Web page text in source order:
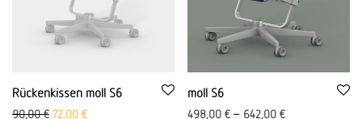
Rückenkissen moll S6
90,00€ Ursprünglicher Preis war: 90,00 €
72,00 €Aktueller Preis ist: 72,00 €.
moll S6
498,00 € – 642,00 €